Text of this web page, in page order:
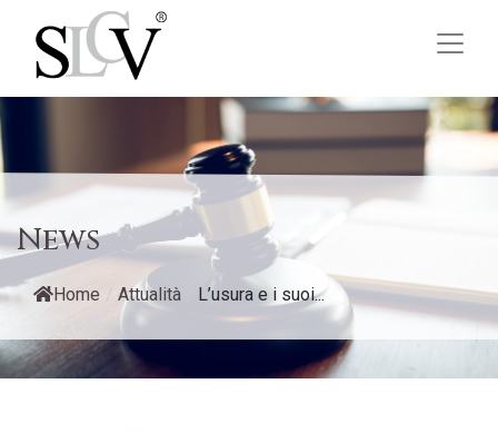
News
Home / Attualità L’usura e i suoi...